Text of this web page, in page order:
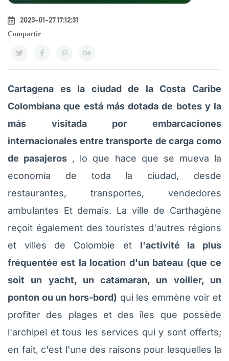
2023-01-27 17:12:31
Compartir
Cartagena es la ciudad de la Costa Caribe
Colombiana que está más dotada de botes y la
más visitada por embarcaciones
internacionales entre transporte de carga como
de pasajeros , lo que hace que se mueva la
economía de toda la ciudad, desde
restaurantes, transportes, vendedores
ambulantes Et demais. La ville de Carthagène
reçoit également des touristes d'autres régions
et villes de Colombie et l'activité la plus
fréquentée est la location d'un bateau (que ce
soit un yacht, un catamaran, un voilier, un
ponton ou un hors-bord) qui les emmène voir et
profiter des plages et des îles que possède
l'archipel et tous les services qui y sont offerts;
en fait, c'est l'une des raisons pour lesquelles la